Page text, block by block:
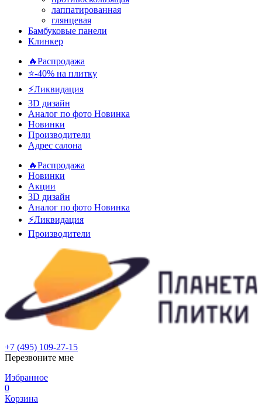
лаппатированная
глянцевая
Бамбуковые панели
Клинкер
🔥Распродажа
⭐-40% на плитку
⚡️Ликвидация
3D дизайн
Аналог по фото Новинка
Новинки
Производители
Адрес салона
🔥Распродажа
Новинки
Акции
3D дизайн
Аналог по фото Новинка
⚡Ликвидация
Производители
+7 (495) 109-27-15
Перезвоните мне
Избранное
0
Корзина